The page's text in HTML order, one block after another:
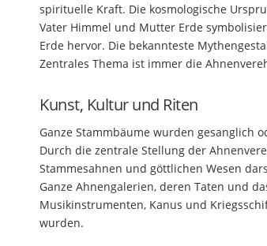
spirituelle Kraft. Die kosmologische
Vater Himmel und Mutter Erde
Erde hervor. Die bekannteste
Zentrales Thema ist immer die
Kunst, Kultur und Riten
Ganze Stammbäume wurden gesanglich
Durch die zentrale Stellung der
Stammesahnen und göttlichen Wesen
Ganze Ahnengalerien, deren Taten und
Musikinstrumenten, Kanus und
wurden.